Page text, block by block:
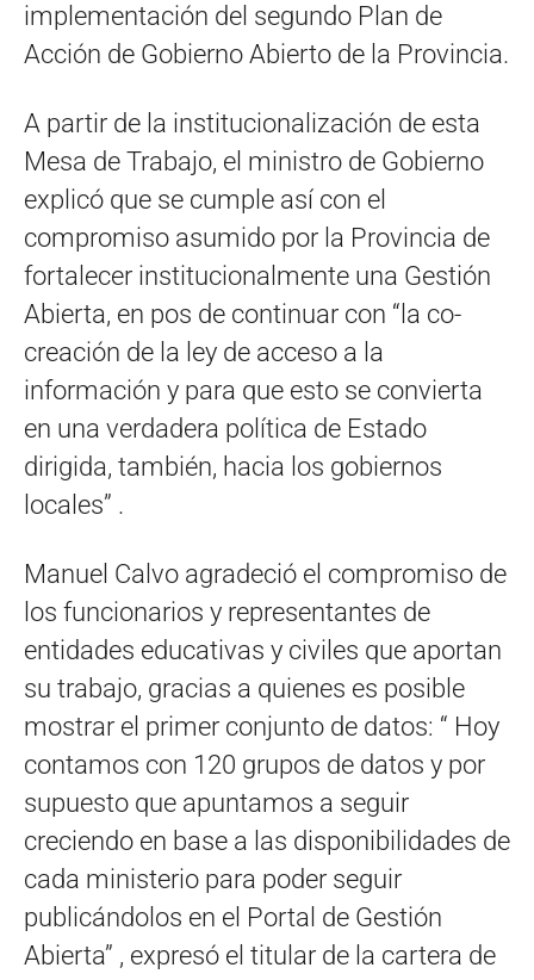
implementación del segundo Plan de
Acción de Gobierno Abierto de la Provincia.
A partir de la institucionalización de esta
Mesa de Trabajo, el ministro de Gobierno
explicó que se cumple así con el
compromiso asumido por la Provincia de
fortalecer institucionalmente una Gestión
Abierta, en pos de continuar con “la co-
creación de la ley de acceso a la
información y para que esto se convierta
en una verdadera política de Estado
dirigida, también, hacia los gobiernos
locales” .
Manuel Calvo agradeció el compromiso de
los funcionarios y representantes de
entidades educativas y civiles que aportan
su trabajo, gracias a quienes es posible
mostrar el primer conjunto de datos: “ Hoy
contamos con 120 grupos de datos y por
supuesto que apuntamos a seguir
creciendo en base a las disponibilidades de
cada ministerio para poder seguir
publicándolos en el Portal de Gestión
Abierta” , expresó el titular de la cartera de